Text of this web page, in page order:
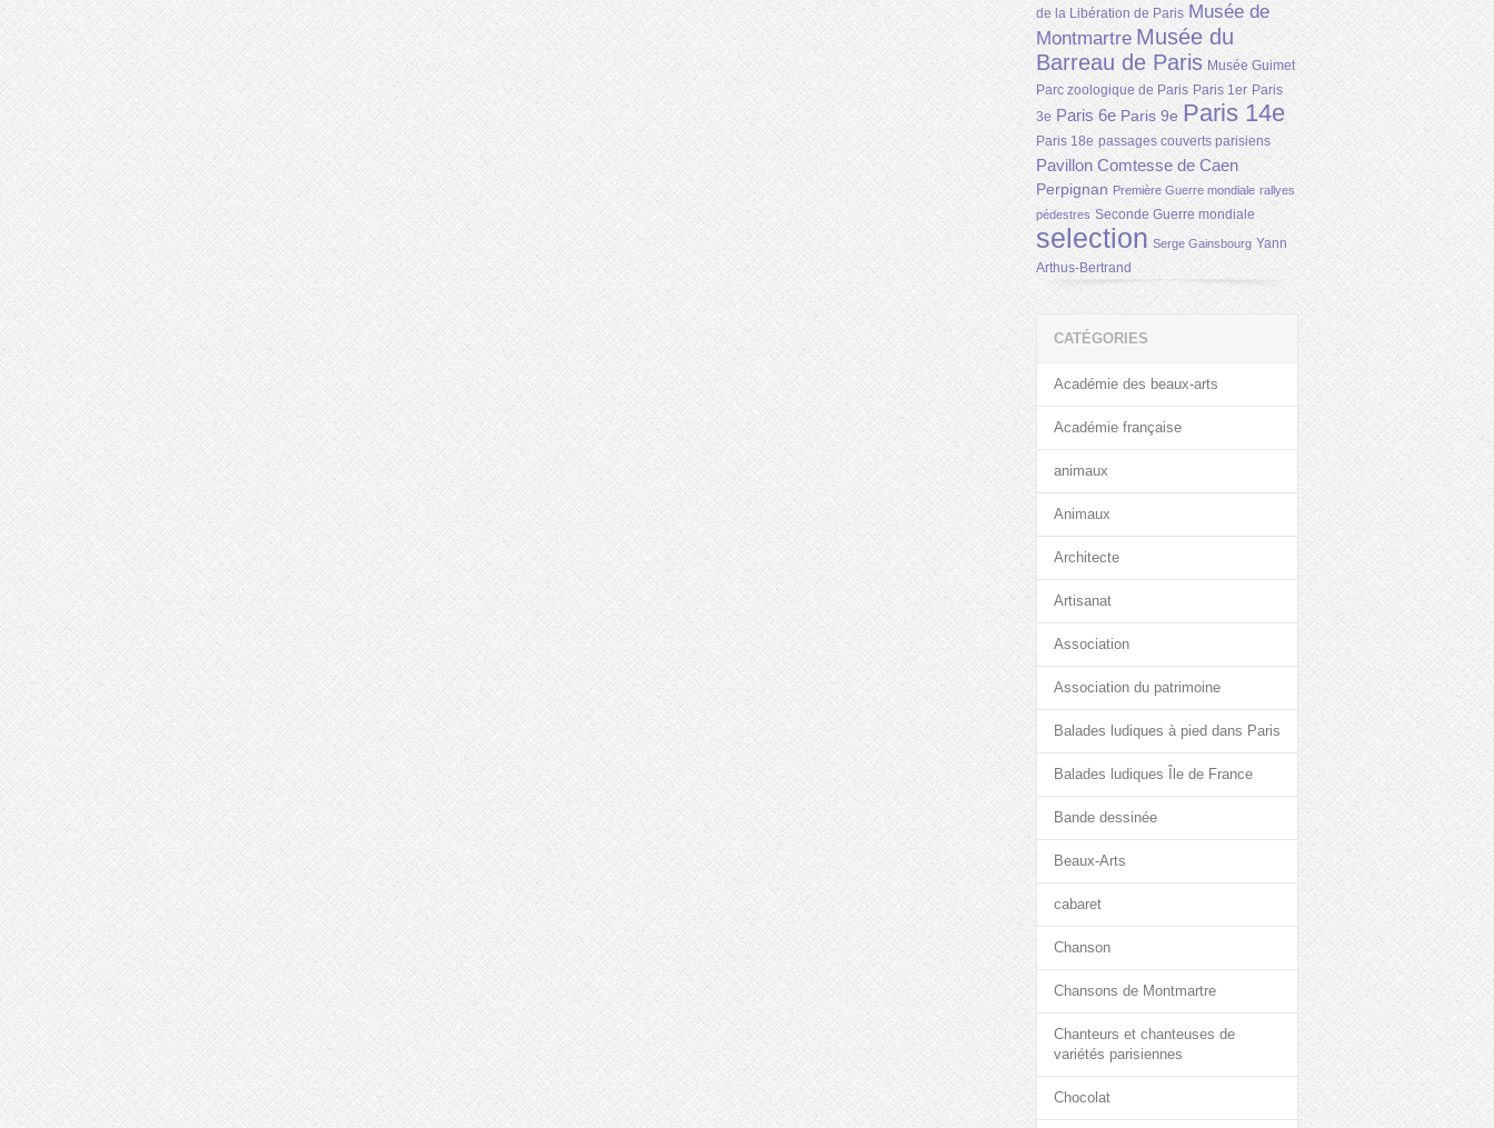
de la Libération de Paris Musée de
Montmartre Musée du
Barreau de Paris Musée Guimet
Parc zoologique de Paris Paris 1er Paris
3e Paris 6e Paris 9e Paris 14e
Paris 18e passages couverts parisiens
Pavillon Comtesse de Caen
Perpignan Première Guerre mondiale rallyes
pédestres Seconde Guerre mondiale
selection Serge Gainsbourg Yann
Arthus-Bertrand
CATÉGORIES
Académie des beaux-arts
Académie française
animaux
Animaux
Architecte
Artisanat
Association
Association du patrimoine
Balades ludiques à pied dans Paris
Balades ludiques Île de France
Bande dessinée
Beaux-Arts
cabaret
Chanson
Chansons de Montmartre
Chanteurs et chanteuses de
variétés parisiennes
Chocolat